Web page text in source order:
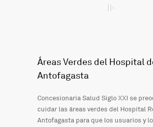
Áreas Verdes del Hospital
Antofagasta
Concesionaria Salud Siglo XXI se
cuidar las áreas verdes del Hospital
Antofagasta para que los usuarios y